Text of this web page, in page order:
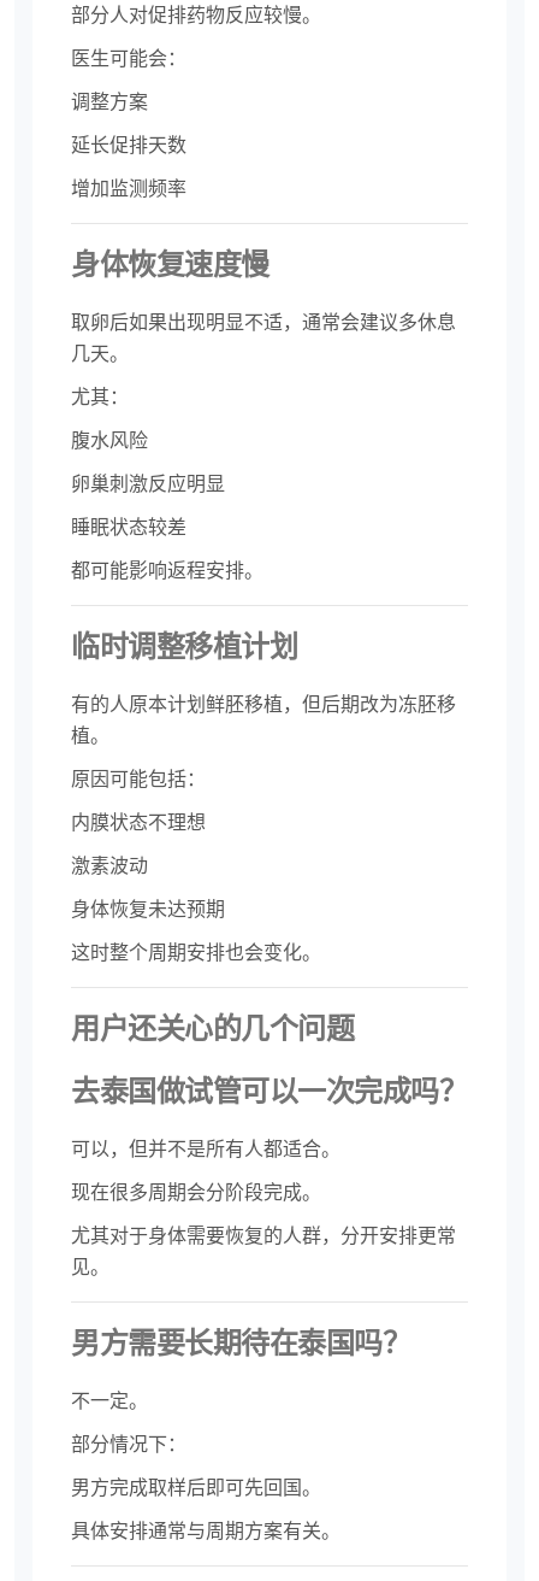
部分人对促排药物反应较慢。
医生可能会：
调整方案
延长促排天数
增加监测频率
身体恢复速度慢
取卵后如果出现明显不适，通常会建议多休息
几天。
尤其：
腹水风险
卵巢刺激反应明显
睡眠状态较差
都可能影响返程安排。
临时调整移植计划
有的人原本计划鲜胚移植，但后期改为冻胚移
植。
原因可能包括：
内膜状态不理想
激素波动
身体恢复未达预期
这时整个周期安排也会变化。
用户还关心的几个问题
去泰国做试管可以一次完成吗？
可以，但并不是所有人都适合。
现在很多周期会分阶段完成。
尤其对于身体需要恢复的人群，分开安排更常
见。
男方需要长期待在泰国吗？
不一定。
部分情况下：
男方完成取样后即可先回国。
具体安排通常与周期方案有关。